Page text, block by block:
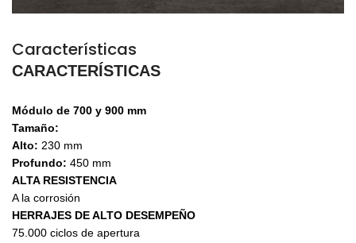
Características
CARACTERÍSTICAS
Módulo de 700 y 900 mm
Tamaño:
Alto: 230 mm
Profundo: 450 mm
ALTA RESISTENCIA
A la corrosión
HERRAJES DE ALTO DESEMPEÑO
75.000 ciclos de apertura